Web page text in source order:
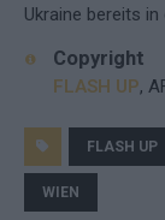
Ukraine bereits
Copyright
FLASH UP,
FLASH UP
WIEN